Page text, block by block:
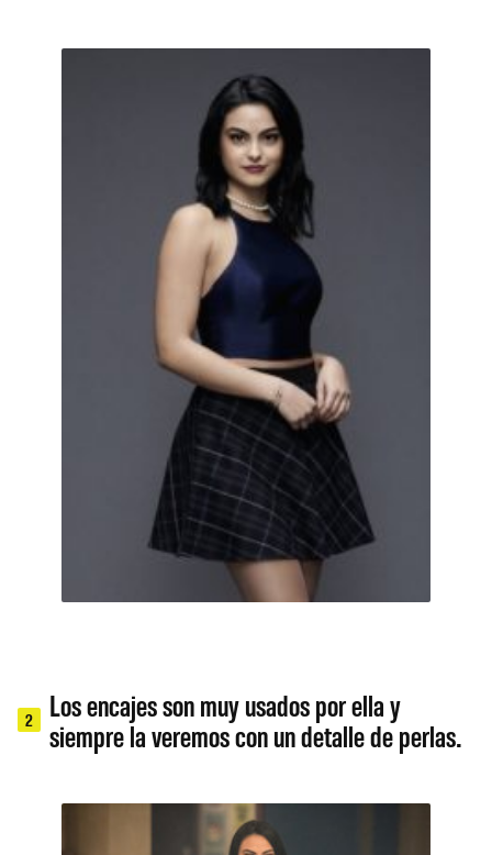
2
Los encajes son muy usados por ella y
siempre la veremos con un detalle de perlas.